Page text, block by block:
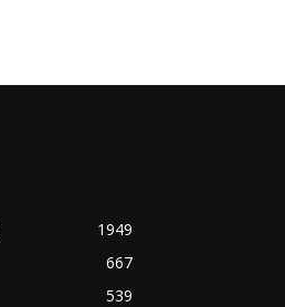
1949
667
539